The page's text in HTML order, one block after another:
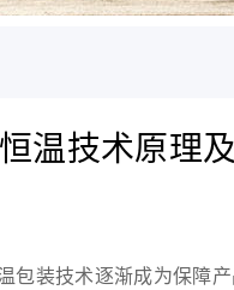
温技术原理
装技术逐渐成为保障产